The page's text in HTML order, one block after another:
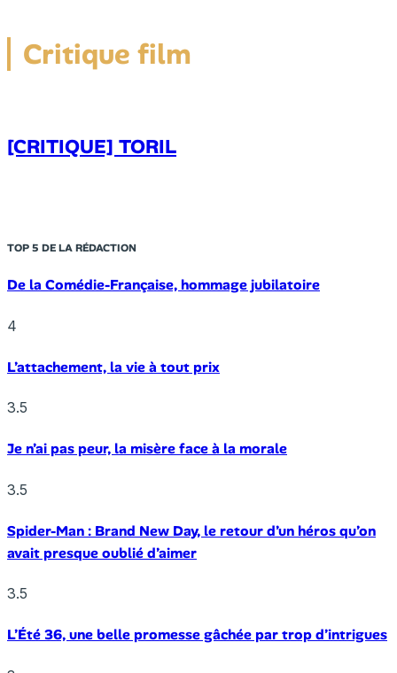
Critique film
[CRITIQUE] TORIL
TOP 5 DE LA RÉDACTION
De la Comédie-Française, hommage jubilatoire
4
L’attachement, la vie à tout prix
3.5
Je n’ai pas peur, la misère face à la morale
3.5
Spider-Man : Brand New Day, le retour d’un héros qu’on
avait presque oublié d’aimer
3.5
L’Été 36, une belle promesse gâchée par trop d’intrigues